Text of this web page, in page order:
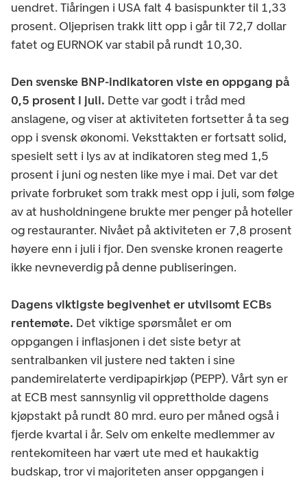
uendret. Tiåringen i USA falt 4 basispunkter til 1,33
prosent. Oljeprisen trakk litt opp i går til 72,7 dollar
fatet og EURNOK var stabil på rundt 10,30.
Den svenske BNP-indikatoren viste en oppgang på
0,5 prosent i juli. Dette var godt i tråd med
anslagene, og viser at aktiviteten fortsetter å ta seg
opp i svensk økonomi. Veksttakten er fortsatt solid,
spesielt sett i lys av at indikatoren steg med 1,5
prosent i juni og nesten like mye i mai. Det var det
private forbruket som trakk mest opp i juli, som følge
av at husholdningene brukte mer penger på hoteller
og restauranter. Nivået på aktiviteten er 7,8 prosent
høyere enn i juli i fjor. Den svenske kronen reagerte
ikke nevneverdig på denne publiseringen.
Dagens viktigste begivenhet er utvilsomt ECBs
rentemøte. Det viktige spørsmålet er om
oppgangen i inflasjonen i det siste betyr at
sentralbanken vil justere ned takten i sine
pandemirelaterte verdipapirkjøp (PEPP). Vårt syn er
at ECB mest sannsynlig vil opprettholde dagens
kjøpstakt på rundt 80 mrd. euro per måned også i
fjerde kvartal i år. Selv om enkelte medlemmer av
rentekomiteen har vært ute med et haukaktig
budskap, tror vi majoriteten anser oppgangen i